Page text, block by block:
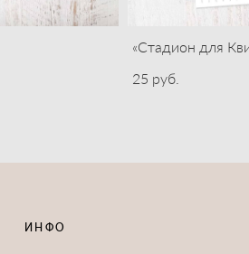
«Стадион для
25 pуб.
ИНФО